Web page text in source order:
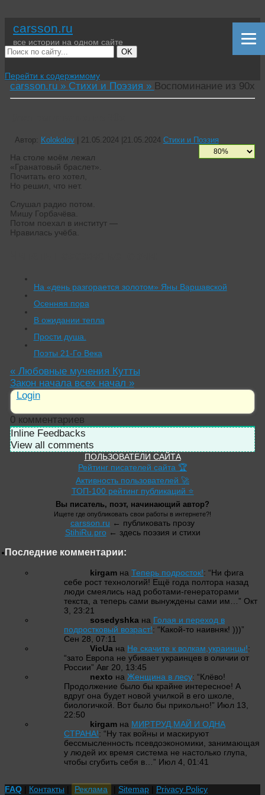
carsson.ru
все истории на одном сайте
OK
Перейти к содержимому
carsson.ru » Стихи и Поэзия » Воспоминание из 90х
Автор: Kolokolov | 21.05.2024 |21.05.2024 Стихи и Поэзия
На столе моём лежал
«Гранатовый браслет».
Почитать его хотел,
Но решил, что нет.
Слушал радио потом.
Мишу Горбачёва.
Потом поехал в институт —
Нравилась учёба.
На «день разгорается золотом» Яны Варшавской
Осенняя пора
В ожидании тепла
Прости душа.
Поэты 21-Го Века
«Любовные мучения Кутты
Закон начала всех начал »
Login
0комментариев
Inline Feedbacks
View all comments
ПОЛЬЗОВАТЕЛИ САЙТА
Рейтинг писателей сайта 🏆
Активность пользователей 🚀
ТОП-100 рейтинг публикаций ⭐
Вы писатель, поэт, начинающий автор?
Ищете где опубликовать свои работы в интернете?!
carsson.ru ← публиковать прозу
StihiRu.pro ← здесь поэзия и стихи
Последние комментарии:
kirgam на Теперь подросток!: “Ни фига
себе рост технологий! Ещё года полтора назад
люди смеялись над роботами-генераторами
текста, а теперь сами вынуждены сами им… ” Окт
3, 23:21
sosedyshka на Голая и переход в
подростковый возраст!: “Какой-то наивняк! )))”
Сен 28, 07:11
VicUa на Не скачите к волкам,украинцы!:
“зато Европа не убивает украинцев в оличии от
России” Авг 20, 13:45
nexto на Женщина в лесу: “Клёво!
Продолжение было бы крайне интересное! А
вдруг она будет новой училкой в его школе,
биологичкой. Вот было бы прикольно!” Июл 13,
22:50
kirgam на МИР,ТРУД,МАЙ И ОДНА
СТРАНА!: “Ну так войны и маскируют
бессмысленность псевдоэкономики, занимающая
у людей их время система не настолько глупа,
чтобы сгубить себя в… ” Июл 4, 01:41
FAQ Контакты Реклама Sitemap
Privacy Policy